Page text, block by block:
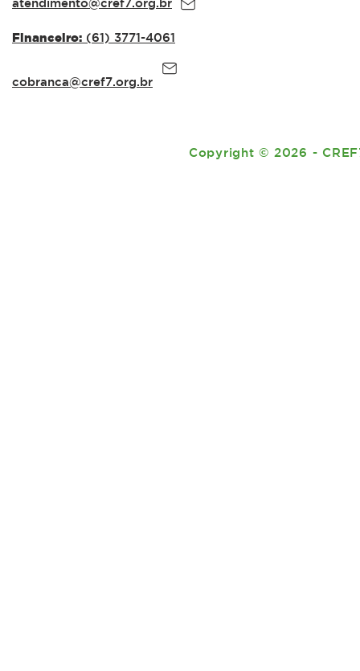
atendimento@cref7.org.br
Financeiro: (61) 3771-4061
cobranca@cref7.org.br
Copyright© 2026 -